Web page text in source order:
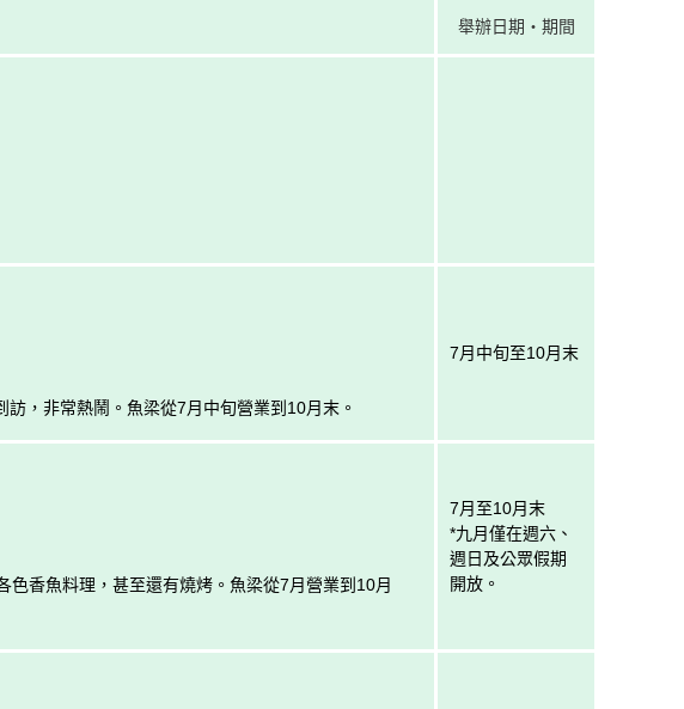
舉辦日期・期間
，非常熱鬧。魚梁從7月中旬營業到10月末。
7月中旬至10月末
香魚料理，甚至還有燒烤。魚梁從7月營業到10月
7月至10月末
*九月僅在週六、
週日及公眾假期
開放。